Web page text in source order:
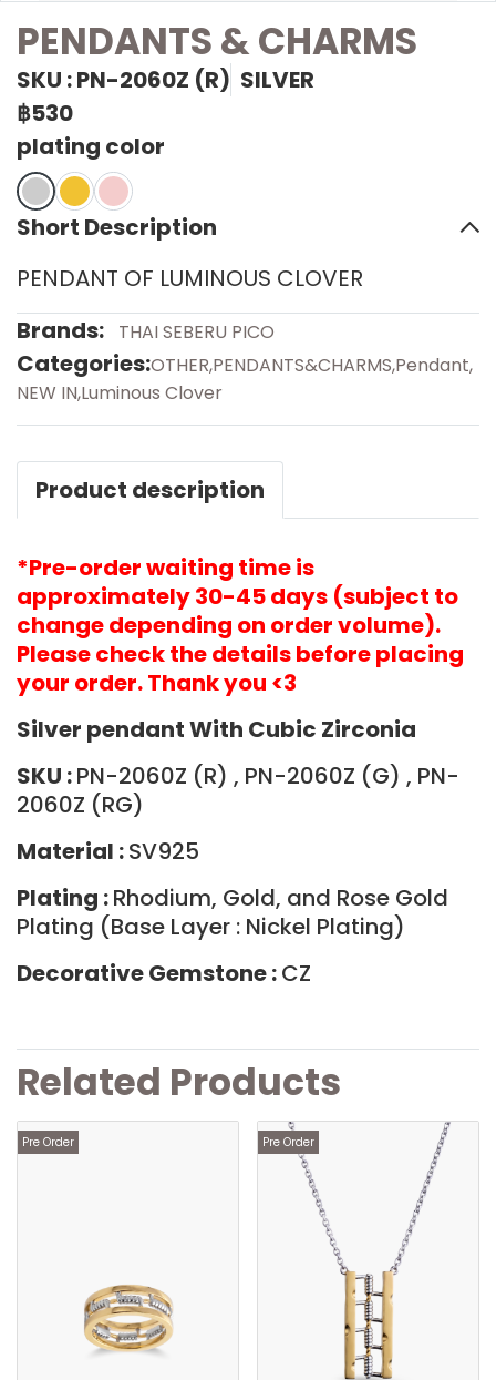
PENDANTS & CHARMS
SKU : PN-2060Z (R) SILVER
฿530
plating color
Short Description
PENDANT OF LUMINOUS CLOVER
Brands:
THAI SEBERU PICO
Categories:OTHER,PENDANTS&CHARMS,Pendant,
NEW IN,Luminous Clover
Product description
*Pre-order waiting time is
approximately 30-45 days (subject to
change depending on order volume).
Please check the details before placing
your order. Thank you <3
Silver pendant With Cubic Zirconia
SKU :PN-2060Z (R) , PN-2060Z (G) , PN-
2060Z (RG)
Material :SV925
Plating :Rhodium, Gold, and Rose Gold
Plating (Base Layer : Nickel Plating)
Decorative Gemstone :CZ
Related Products
Pre Order Pre Order